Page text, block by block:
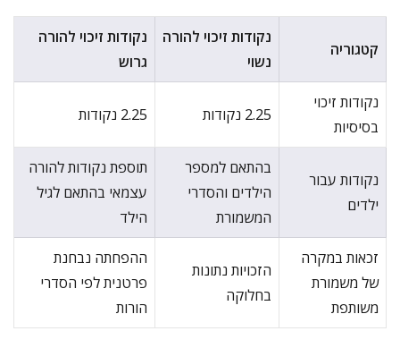
קטגוריה
נקודות זיכוי להורה
נשוי
נקודות זיכוי להורה
גרוש
נקודות זיכוי
בסיסיות
2.25 נקודות 2.25 נקודות
נקודות עבור
ילדים
בהתאם למספר
הילדים והסדרי
המשמורת
תוספת נקודות להורה
עצמאי בהתאם לגיל
הילד
זכאות במקרה
של משמורת
משותפת
הזכויות נתונות
בחלוקה
ההפחתה נבחנת
פרטנית לפי הסדרי
הורות